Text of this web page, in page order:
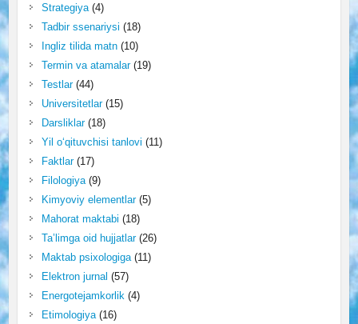
Strategiya(4)
Tadbir ssenariysi (18)
Ingliz tilida matn(10)
Termin va atamalar(19)
Testlar(44)
Universitetlar(15)
Darsliklar(18)
Yil o‘qituvchisi tanlovi (11)
Faktlar(17)
Filologiya(9)
Kimyoviy elementlar(5)
Mahorat maktabi (18)
Ta’limga oid hujjatlar(26)
Maktab psixologiga(11)
Elektron jurnal (57)
Energotejamkorlik (4)
Etimologiya(16)